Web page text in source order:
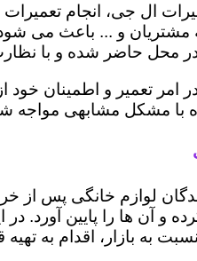
ال جی، انجام
و ... باعث می شود
محل حاضر شده و با
امر تعمیر و اطمینان
با مشکل مشابهی
لوازم خانگی پس
و آن ها را پایین
به بازار، اقدام به